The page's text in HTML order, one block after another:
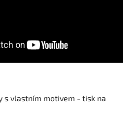
s vlastním motivem - tisk na